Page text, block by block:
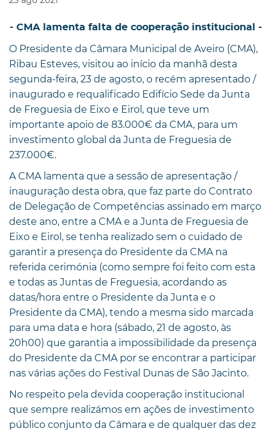
- CMA lamenta falta de cooperação institucional -
O Presidente da Câmara Municipal de Aveiro (CMA),
Ribau Esteves, visitou ao início da manhã desta
segunda-feira, 23 de agosto, o recém apresentado /
inaugurado e requalificado Edifício Sede da Junta
de Freguesia de Eixo e Eirol, que teve um
importante apoio de 83.000€ da CMA, para um
investimento global da Junta de Freguesia de
237.000€.
A CMA lamenta que a sessão de apresentação /
inauguração desta obra, que faz parte do Contrato
de Delegação de Competências assinado em março
deste ano, entre a CMA e a Junta de Freguesia de
Eixo e Eirol, se tenha realizado sem o cuidado de
garantir a presença do Presidente da CMA na
referida cerimónia (como sempre foi feito com esta
e todas as Juntas de Freguesia, acordando as
datas/hora entre o Presidente da Junta e o
Presidente da CMA), tendo a mesma sido marcada
para uma data e hora (sábado, 21 de agosto, às
20h00) que garantia a impossibilidade da presença
do Presidente da CMA por se encontrar a participar
nas várias ações do Festival Dunas de São Jacinto.
No respeito pela devida cooperação institucional
que sempre realizámos em ações de investimento
público conjunto da Câmara e de qualquer das dez